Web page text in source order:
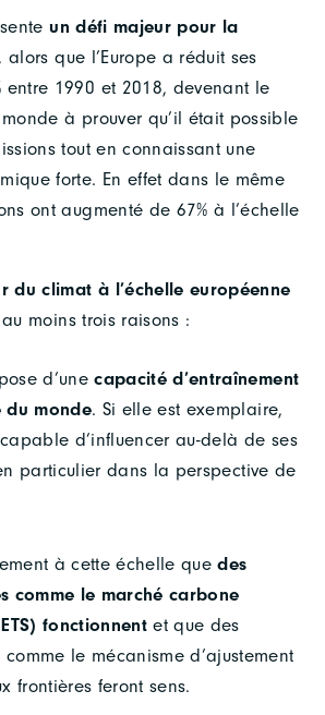
un défi majeur pour la
, alors que l’Europe a réduit ses
entre 1990 et 2018, devenant le
à prouver qu’il était possible
tout en connaissant une
forte. En effet dans le même
ont augmenté de 67% à l’échelle
du climat à l’échelle européenne
moins trois raisons :
d’unecapacité d’entraînement
du monde. Si elle est exemplaire,
capable d’influencer au-delà de ses
particulier dans la perspective de
à cette échelle quedes
comme le marché carbone
fonctionnent et que des
comme le mécanisme d’ajustement
frontières feront sens.